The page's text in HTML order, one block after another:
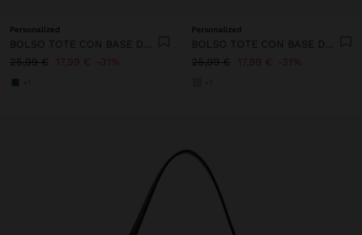
Personalized
25,99 €
17,99 € 31%
Personalized
25,99 €
17,99 € 31%